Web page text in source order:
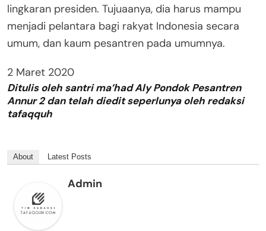
lingkaran presiden. Tujuaanya, dia harus mampu
menjadi pelantara bagi rakyat Indonesia secara
umum, dan kaum pesantren pada umumnya.
2 Maret 2020
Ditulis oleh santri ma’had Aly Pondok Pesantren
Annur 2 dan telah diedit seperlunya oleh redaksi
tafaqquh
About Latest Posts
Admin